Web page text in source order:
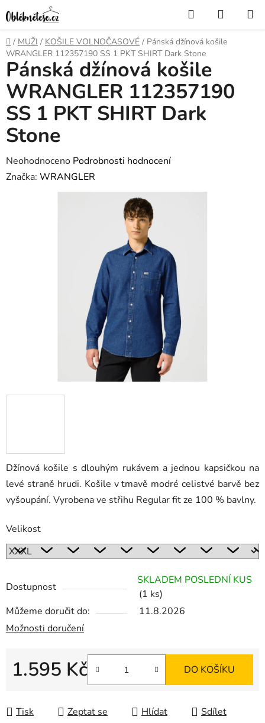
na
obsah
Hledat
KOŠÍK
Domů
/ MUŽI / KOŠILE VOLNOČASOVÉ / Pánská džínová košile
WRANGLER 112357190 SS 1 PKT SHIRT Dark Stone
Džínová košile s dlouhým rukávem a jednou kapsičkou na
levé straně hrudi. Košile v tmavě modré celistvé barvě bez
vyšoupání. Vyrobena ve střihu Regular fit ze 100 % bavlny.
Velikost
Dostupnost
SKLADEM POSLEDNÍ KUS
(1 ks)
Můžeme doručit do:
11.8.2026
Možnosti doručení
1.595 Kč DO KOŠÍKU
Tisk Zeptat se Hlídat Sdílet
Pánská džínová košile
WRANGLER 112357190
SS 1 PKT SHIRT Dark
Stone
Průměrné
hodnocení
Neohodnoceno Podrobnosti hodnocení
Značka: WRANGLER